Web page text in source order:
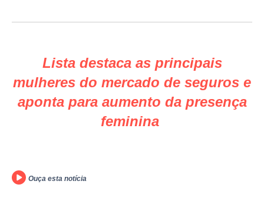
Lista destaca as principais
mulheres do mercado de seguros e
aponta para aumento da presença
feminina
Ouça esta notícia